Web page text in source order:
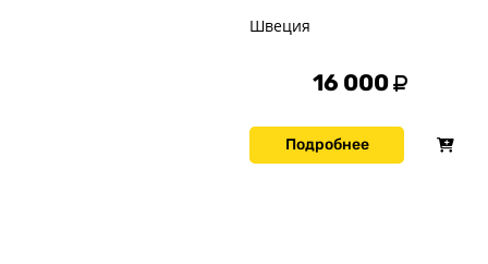
Швеция
16 000
Подробнее